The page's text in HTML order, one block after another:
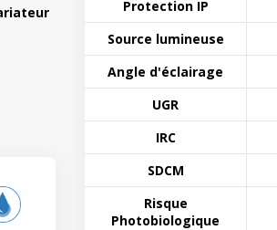
Protection IP
Source lumineuse
Angle d'éclairage
UGR
IRC
SDCM
Risque
Photobiologique